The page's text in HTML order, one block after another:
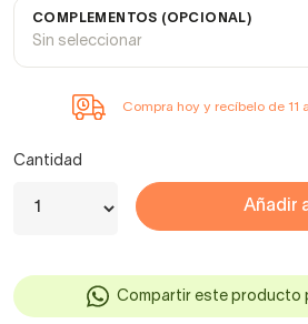
COMPLEMENTOS (OPCIONAL)
Sin seleccionar
Compra hoy y recíbelo de 11
Cantidad
Añadir
Compartir este producto